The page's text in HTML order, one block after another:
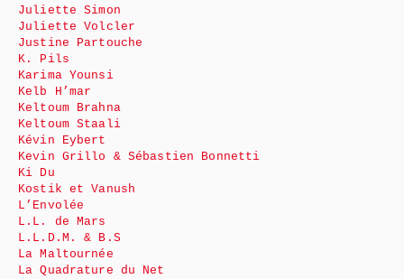
Juliette Simon
Juliette Volcler
Justine Partouche
K. Pils
Karima Younsi
Kelb H’mar
Keltoum Brahna
Keltoum Staali
Kévin Eybert
Kevin Grillo & Sébastien Bonnetti
Ki Du
Kostik et Vanush
L’Envolée
L.L. de Mars
L.L.D.M. & B.S
La Maltournée
La Quadrature du Net